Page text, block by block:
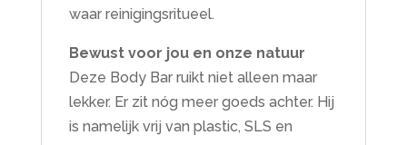
waar reinigingsritueel.
Bewust voor jou en onze natuur
Deze Body Bar ruikt niet alleen maar
lekker. Er zit nóg meer goeds achter. Hij
is namelijk vrij van plastic, SLS en